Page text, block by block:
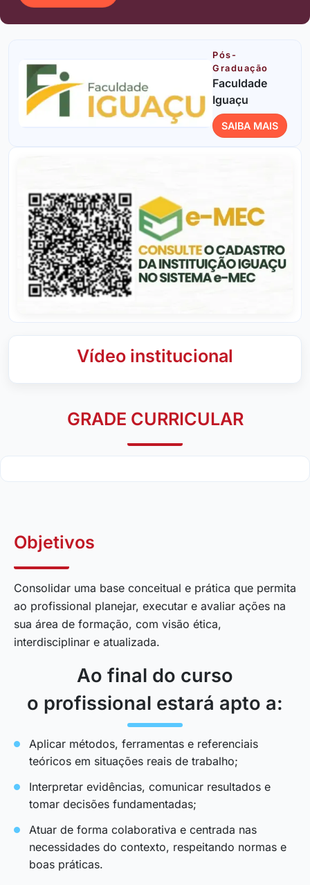
Pós-
Graduação
Faculdade
Iguaçu
SAIBA MAIS
Vídeo institucional
GRADE CURRICULAR
Objetivos
Consolidar uma base conceitual e prática que permita
ao profissional planejar, executar e avaliar ações na
sua área de formação, com visão ética,
interdisciplinar e atualizada.
Ao final do curso
o profissional estará apto a:
Aplicar métodos, ferramentas e referenciais
teóricos em situações reais de trabalho;
Interpretar evidências, comunicar resultados e
tomar decisões fundamentadas;
Atuar de forma colaborativa e centrada nas
necessidades do contexto, respeitando normas e
boas práticas.